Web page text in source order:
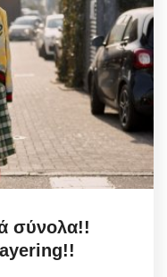
σύνολα!!